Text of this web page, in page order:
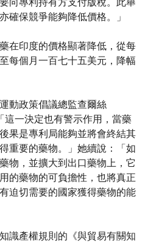
確保競爭能夠降低價格。」
在印度的價格顯著降低，從每
每個月一百七十五美元，降幅
動政策倡議總監查爾絲
這一決定也有警示作用，當藥
果是專利局能夠並將會終結其
重要的藥物。」她續說：「如
物，並擴大到出口藥物上，它
的藥物的可負擔性，也將真正
迫切需要的國家獲得藥物的能
識產權規則的《與貿易有關知